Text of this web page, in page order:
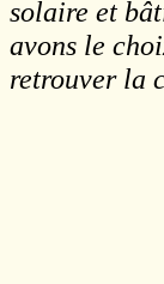
solaire et
avons le
retrouver la